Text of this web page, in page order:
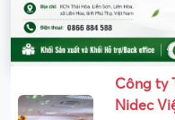
Công ty
Nidec